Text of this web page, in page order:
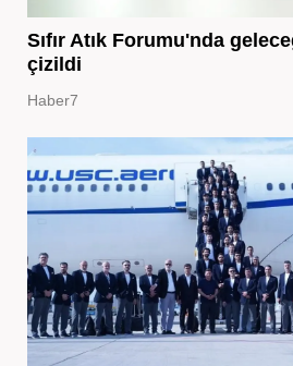
Sıfır Atık Forumu'nda
çizildi
Haber7